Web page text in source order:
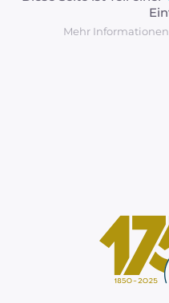
Mehr Informationen